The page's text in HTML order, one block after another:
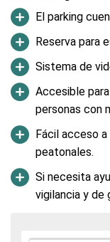
El parking
Reserva para
Sistema de
Accesible
personas con
Fácil acceso
peatonales.
Si necesita
vigilancia y de